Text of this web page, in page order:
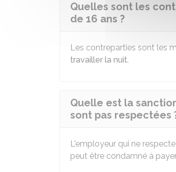
Quelles sont les
de 16 ans ?
Les contreparties sont les
travailler la nuit.
Quelle est la
sont pas respectées
L'employeur qui ne
peut être condamné à